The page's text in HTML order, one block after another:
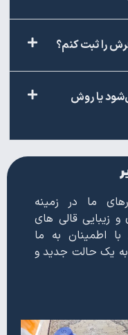
را ثبت کنم؟
یا روش
ما در زمینه
زیبایی قالی های
با اطمینان به ما
به یک حالت جدید و